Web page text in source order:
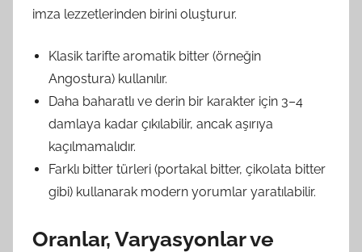
imza lezzetlerinden birini oluşturur.
Klasik tarifte aromatik bitter (örneğin
Angostura) kullanılır.
Daha baharatlı ve derin bir karakter için 3–4
damlaya kadar çıkılabilir, ancak aşırıya
kaçılmamalıdır.
Farklı bitter türleri (portakal bitter, çikolata bitter
gibi) kullanarak modern yorumlar yaratılabilir.
Oranlar, Varyasyonlar ve